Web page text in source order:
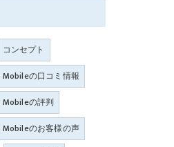
コンセプト
の口コミ情報
の評判
のお客様の声